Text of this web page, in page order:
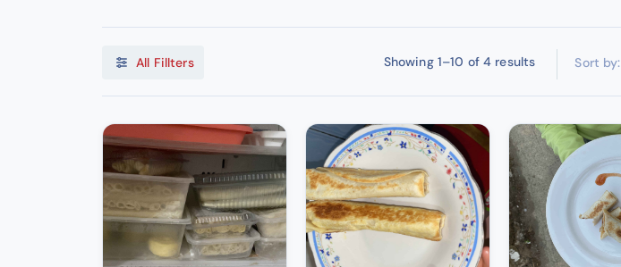
All Fillters Showing 1–10 of 4 results Sort by: